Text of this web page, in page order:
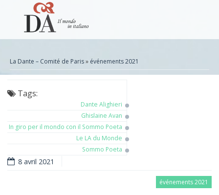
La Dante – Comité de Paris» événements 2021
Tags:
Dante Alighieri
Ghislaine Avan
In giro per il mondo con il Sommo Poeta
Le LA du Monde
Sommo Poeta
8 avril 2021
événements 2021